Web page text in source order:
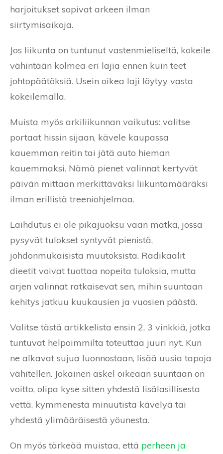
harjoitukset sopivat arkeen ilman
siirtymisaikoja.
Jos liikunta on tuntunut vastenmieliseltä, kokeile
vähintään kolmea eri lajia ennen kuin teet
johtopäätöksiä. Usein oikea laji löytyy vasta
kokeilemalla.
Muista myös arkiliikunnan vaikutus: valitse
portaat hissin sijaan, kävele kaupassa
kauemman reitin tai jätä auto hieman
kauemmaksi. Nämä pienet valinnat kertyvät
päivän mittaan merkittäväksi liikuntamääräksi
ilman erillistä treeniohjelmaa.
Laihdutus ei ole pikajuoksu vaan matka, jossa
pysyvät tulokset syntyvät pienistä,
johdonmukaisista muutoksista. Radikaalit
dieetit voivat tuottaa nopeita tuloksia, mutta
arjen valinnat ratkaisevat sen, mihin suuntaan
kehitys jatkuu kuukausien ja vuosien päästä.
Valitse tästä artikkelista ensin 2, 3 vinkkiä, jotka
tuntuvat helpoimmilta toteuttaa juuri nyt. Kun
ne alkavat sujua luonnostaan, lisää uusia tapoja
vähitellen. Jokainen askel oikeaan suuntaan on
voitto, olipa kyse sitten yhdestä lisälasillisesta
vettä, kymmenestä minuutista kävelyä tai
yhdestä ylimääräisestä yöunesta.
On myös tärkeää muistaa, että perheen ja